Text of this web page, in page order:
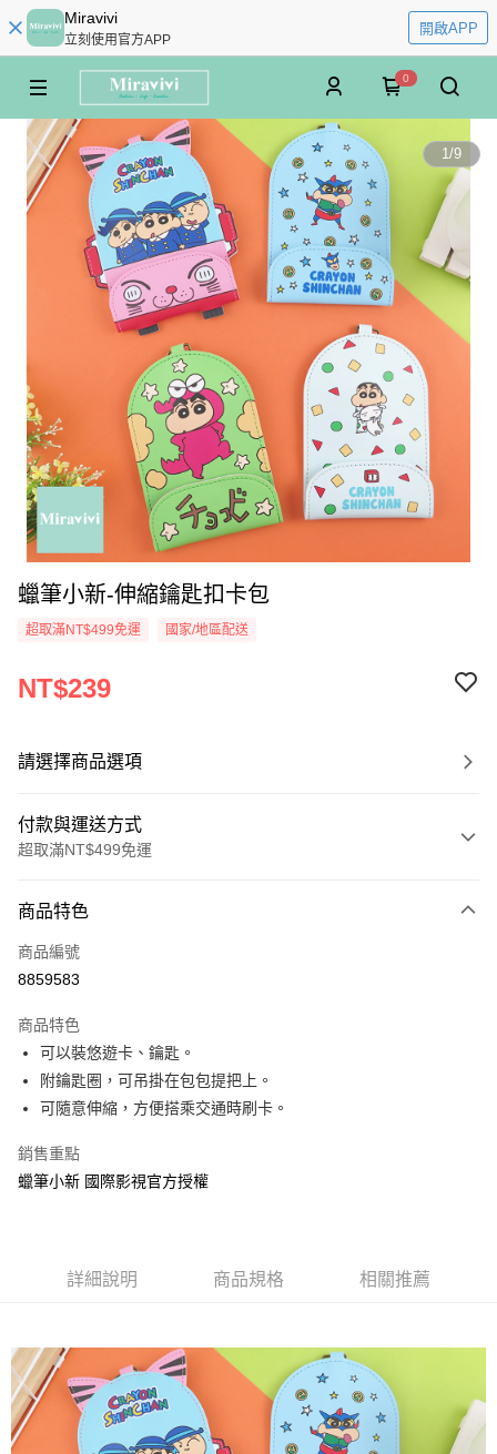
Miravivi
立刻使用官方APP
開啟APP
0
1/9
蠟筆小新-伸縮鑰匙扣卡包
超取滿NT$499免運 國家/地區配送
NT$239
請選擇商品選項
付款與運送方式
超取滿NT$499免運
信用卡一次付款
超商取貨付款
Apple Pay
街口支付
AFTEE先享後付
１．簡單：不需註冊會員、不需綁卡、不需儲值。
【「AFTEE先享後付」結帳流程】
１．於結帳方式選擇「AFTEE先享後付」後，將跳轉至「AFTEE先享後付」
結帳頁面，進行簡訊認證並確認金額後，即可完成結帳。
２．訂單成立數日內，您將收到繳費通知簡訊。
３．收到繳費通知簡訊後14天內，點擊此簡訊中的連結，可透過四大超商／
運送方式
每筆NT$60，滿NT$499(含以上)免運費
付款後全家取貨
每筆NT$60，滿NT$499(含以上)免運費
商品特色
商品編號
8859583
商品特色
可以裝悠遊卡、鑰匙。
附鑰匙圈，可吊掛在包包提把上。
可隨意伸縮，方便搭乘交通時刷卡。
銷售重點
蠟筆小新 國際影視官方授權
詳細說明 商品規格 相關推薦